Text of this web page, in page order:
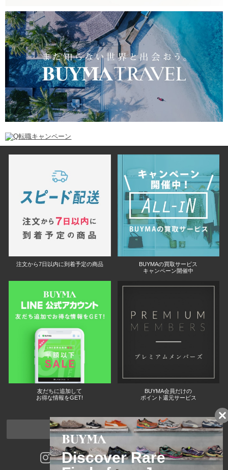
注文から7日以内に到着予定の商品
BUYMAの買取サービス
キャンペーン開催中
友だちに追加して
お得な情報をGET!
BUYMA会員だけの
ポイント還元サービス
ページトップへ